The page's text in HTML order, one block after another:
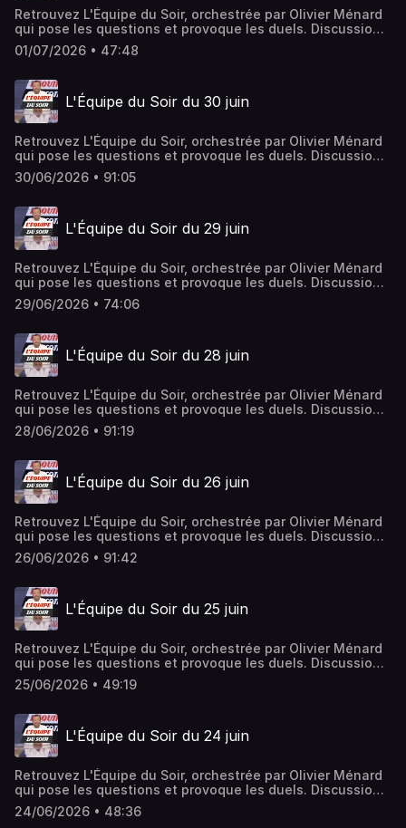
Retrouvez L'Équipe du Soir, orchestrée par Olivier Ménard
qui pose les questions et provoque les duels. Discussions
ardentes et débats passionnés rythment l'émission, le
tout avec une savante dose de partis pris et jamais de
ausha.co/politique-de-confidentialite pour plus
d'informations.
01/07/2026 • 47:48
L'Équipe du Soir du 30 juin
Retrouvez L'Équipe du Soir, orchestrée par Olivier Ménard
qui pose les questions et provoque les duels. Discussions
ardentes et débats passionnés rythment l'émission, le
tout avec une savante dose de partis pris et jamais de
ausha.co/politique-de-confidentialite pour plus
d'informations.
30/06/2026 • 91:05
L'Équipe du Soir du 29 juin
Retrouvez L'Équipe du Soir, orchestrée par Olivier Ménard
qui pose les questions et provoque les duels. Discussions
ardentes et débats passionnés rythment l'émission, le
tout avec une savante dose de partis pris et jamais de
ausha.co/politique-de-confidentialite pour plus
d'informations.
29/06/2026 • 74:06
L'Équipe du Soir du 28 juin
Retrouvez L'Équipe du Soir, orchestrée par Olivier Ménard
qui pose les questions et provoque les duels. Discussions
ardentes et débats passionnés rythment l'émission, le
tout avec une savante dose de partis pris et jamais de
ausha.co/politique-de-confidentialite pour plus
d'informations.
28/06/2026 • 91:19
L'Équipe du Soir du 26 juin
Retrouvez L'Équipe du Soir, orchestrée par Olivier Ménard
qui pose les questions et provoque les duels. Discussions
ardentes et débats passionnés rythment l'émission, le
tout avec une savante dose de partis pris et jamais de
ausha.co/politique-de-confidentialite pour plus
d'informations.
26/06/2026 • 91:42
L'Équipe du Soir du 25 juin
Retrouvez L'Équipe du Soir, orchestrée par Olivier Ménard
qui pose les questions et provoque les duels. Discussions
ardentes et débats passionnés rythment l'émission, le
tout avec une savante dose de partis pris et jamais de
ausha.co/politique-de-confidentialite pour plus
d'informations.
25/06/2026 • 49:19
L'Équipe du Soir du 24 juin
Retrouvez L'Équipe du Soir, orchestrée par Olivier Ménard
qui pose les questions et provoque les duels. Discussions
ardentes et débats passionnés rythment l'émission, le
tout avec une savante dose de partis pris et jamais de
24/06/2026 • 48:36